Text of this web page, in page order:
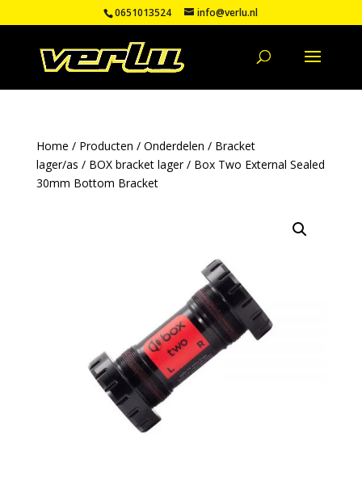
0651013524 info@verlu.nl
Home / Producten / Onderdelen / Bracket
lager/as / BOX bracket lager/ Box Two External Sealed
30mm Bottom Bracket